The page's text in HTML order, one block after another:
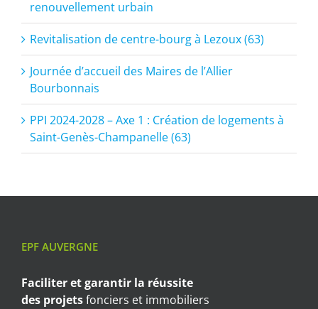
renouvellement urbain
Revitalisation de centre-bourg à Lezoux (63)
Journée d’accueil des Maires de l’Allier
Bourbonnais
PPI 2024-2028 – Axe 1 : Création de logements à
Saint-Genès-Champanelle (63)
EPF AUVERGNE
Faciliter et garantir la réussite
des projetsfonciers et immobiliers